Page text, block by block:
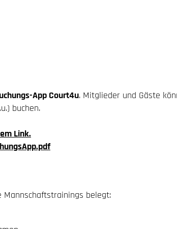
App Court4u. Mitglieder und Gäste
buchen.
Link.
belegt: